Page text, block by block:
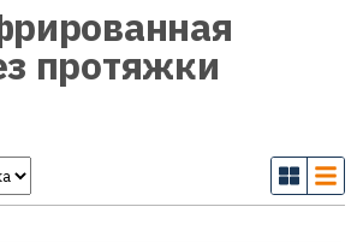
протяжки